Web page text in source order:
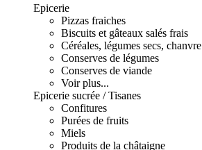
Epicerie
Pizzas fraiches
Biscuits et gâteaux salés frais
Céréales, légumes secs, chanvre
Conserves de légumes
Conserves de viande
Voir plus...
Epicerie sucrée / Tisanes
Confitures
Purées de fruits
Miels
Produits de la châtaigne